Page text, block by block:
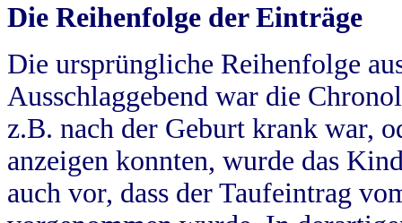
Die Reihenfolge der Einträge
Die ursprüngliche Reihenfolge
Ausschlaggebend war die
z.B. nach der Geburt krank war,
anzeigen konnten, wurde das
auch vor, dass der Taufeintrag